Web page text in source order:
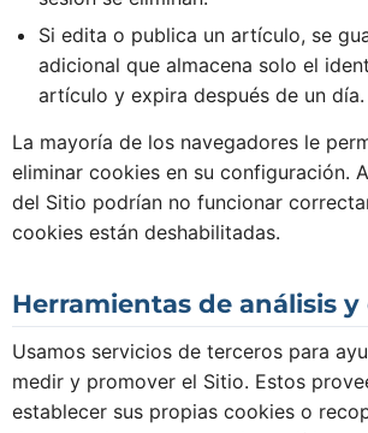
Si edita o publica un artículo, se
adicional que almacena solo el
artículo y expira después de un día.
La mayoría de los navegadores le
eliminar cookies en su configuración.
del Sitio podrían no funcionar
cookies están deshabilitadas.
Herramientas de análisis
Usamos servicios de terceros para
medir y promover el Sitio. Estos
establecer sus propias cookies o